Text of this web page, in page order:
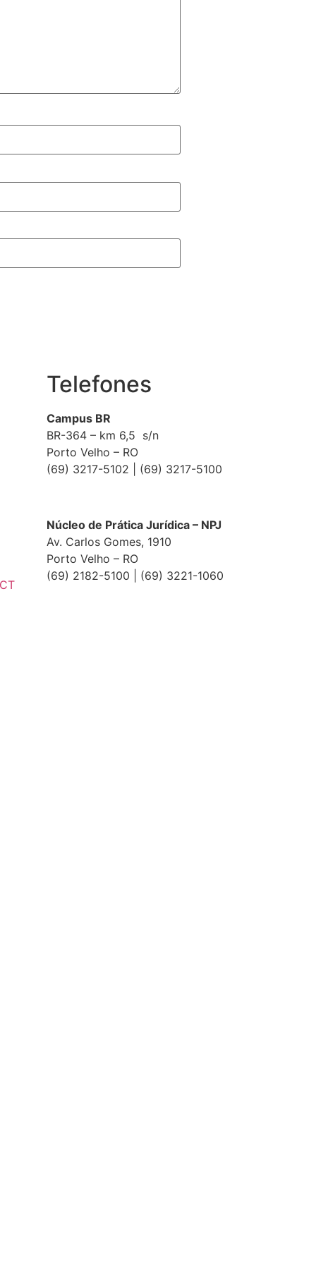
Telefones
Campus BR
BR-364 – km 6,5 s/n
Porto Velho – RO
(69) 3217-5102 | (69) 3217-5100
Núcleo de Prática Jurídica – NPJ
Av. Carlos Gomes, 1910
Porto Velho – RO
(69) 2182-5100 | (69) 3221-1060